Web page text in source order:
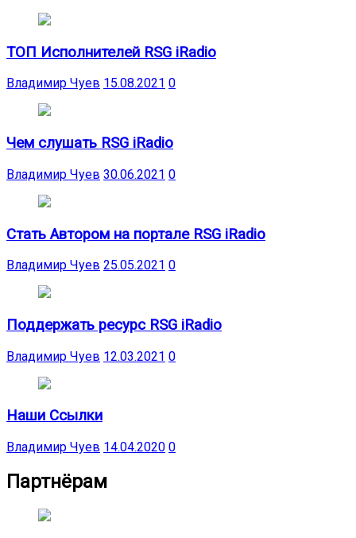
ТОП Исполнителей RSG iRadio
Владимир Чуев 15.08.2021 0
Чем слушать RSG iRadio
Владимир Чуев 30.06.2021 0
Стать Автором на портале RSG iRadio
Владимир Чуев 25.05.2021 0
Поддержать ресурс RSG iRadio
Владимир Чуев 12.03.2021 0
Наши Ссылки
Владимир Чуев 14.04.2020 0
Партнёрам